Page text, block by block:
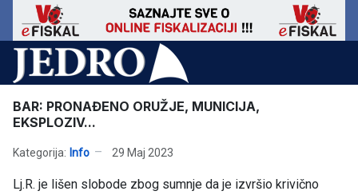
BAR: PRONAĐENO ORUŽJE, MUNICIJA,
EKSPLOZIV...
Kategorija: Info 29 Maj 2023
Lj.R. je lišen slobode zbog sumnje da je izvršio krivično